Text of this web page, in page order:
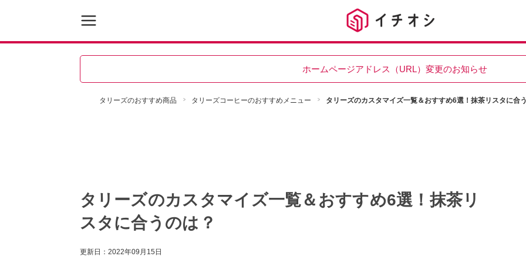
ホームページアドレス（URL）変更のお知らせ
タリーズのおすすめ商品 タリーズコーヒーのおすすめメニュー タリーズのカスタマイズ一覧＆おすすめ6選！抹茶リスタに合
タリーズのカスタマイズ一覧＆おすすめ6選！抹茶リ
スタに合うのは？
更新日： 2022年09月15日